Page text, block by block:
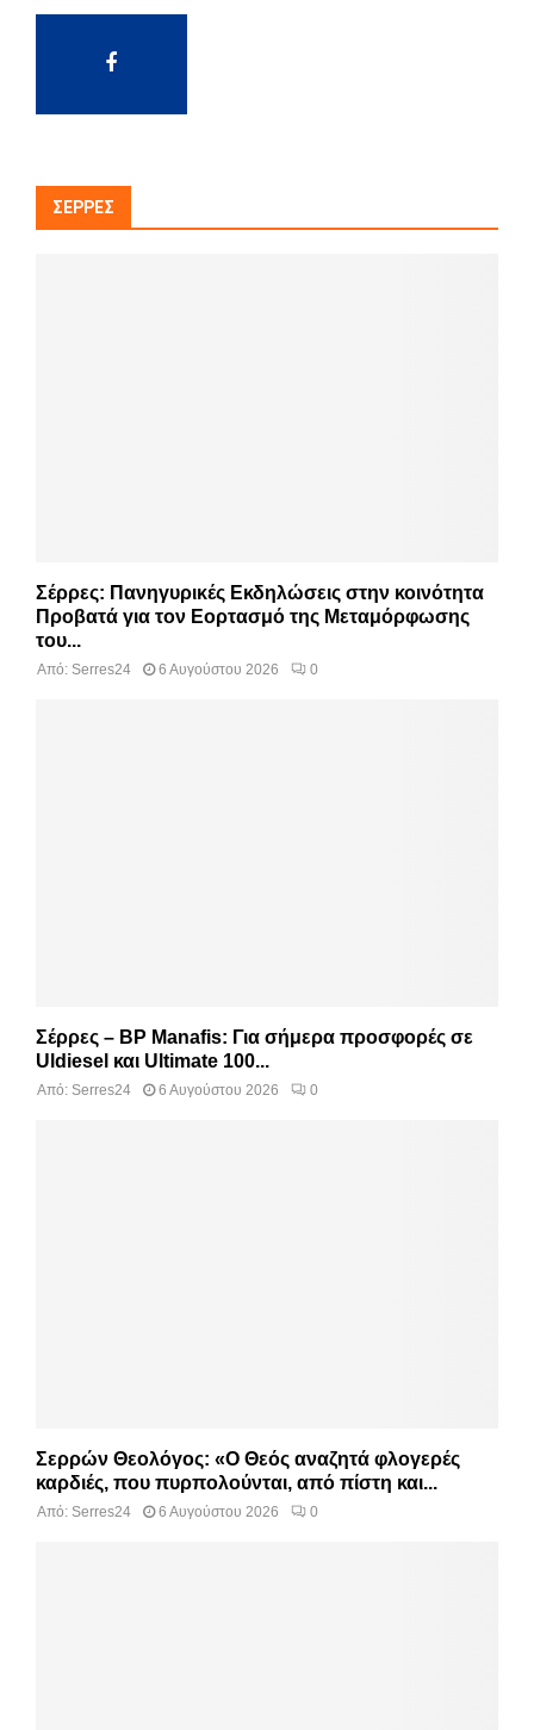
ΣΈΡΡΕΣ
Σέρρες: Πανηγυρικές Εκδηλώσεις στην κοινότητα
Προβατά για τον Εορτασμό της Μεταμόρφωσης
του...
Από: Serres24 6 Αυγούστου 2026 0
Σέρρες – BP Manafis: Για σήμερα προσφορές σε
Uldiesel και Ultimate 100...
Από: Serres24 6 Αυγούστου 2026 0
Σερρών Θεολόγος: «Ο Θεός αναζητά φλογερές
καρδιές, που πυρπολούνται, από πίστη και...
Από: Serres24 6 Αυγούστου 2026 0